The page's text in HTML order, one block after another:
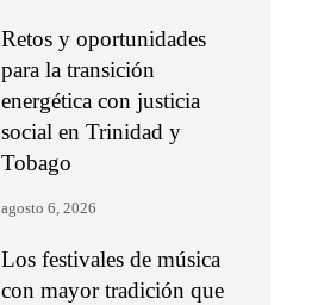
Retos y oportunidades
para la transición
energética con justicia
social en Trinidad y
Tobago
agosto 6, 2026
Los festivales de música
con mayor tradición que